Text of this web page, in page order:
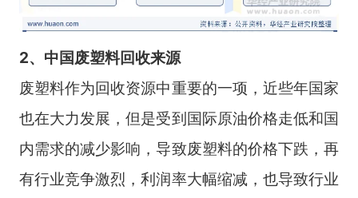
2、中国废塑料回收来源
废塑料作为回收资源中重要的一项，近些年国家
也在大力发展，但是受到国际原油价格走低和国
内需求的减少影响，导致废塑料的价格下跌，再
有行业竞争激烈，利润率大幅缩减，也导致行业